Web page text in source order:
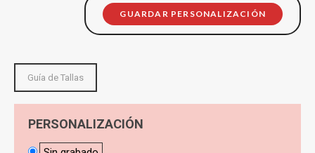
GUARDAR PERSONALIZACIÓN
Guía de Tallas
PERSONALIZACIÓN